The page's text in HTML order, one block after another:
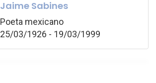
Jaime Sabines
Poeta mexicano
25/03/1926 - 19/03/1999